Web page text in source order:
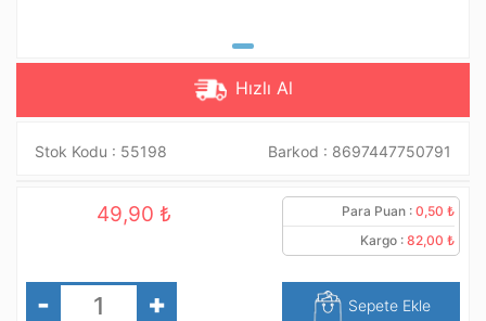
Hızlı Al
Stok Kodu : 55198 Barkod : 8697447750791
49,90 ₺ Para Puan : 0,50 ₺
Kargo : 82,00 ₺
- + Sepete Ekle